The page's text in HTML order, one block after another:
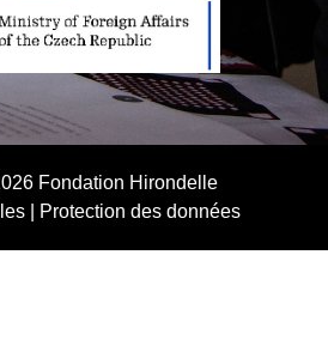
Fondation Hirondelle
| Protection des données